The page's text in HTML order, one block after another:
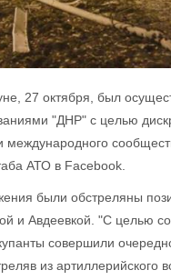
27 октября, был
"ДНР" с целью
международного
АТО в Facebook.
были обстреляны
и Авдеевкой. "С целью
совершили
из артиллерийского